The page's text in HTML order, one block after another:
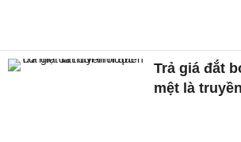
Trả giá đắt
mệt là